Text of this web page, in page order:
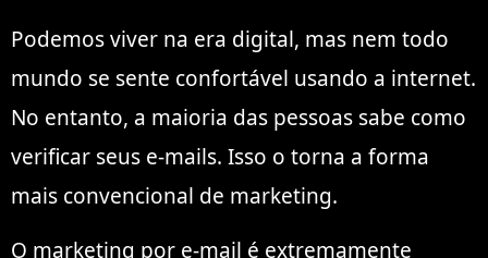
Podemos viver na era digital, mas nem todo
mundo se sente confortável usando a internet.
No entanto, a maioria das pessoas sabe como
verificar seus e-mails. Isso o torna a forma
mais convencional de marketing.
O marketing por e-mail é extremamente